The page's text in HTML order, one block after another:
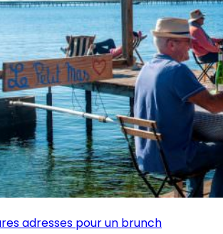
adresses pour un brunch